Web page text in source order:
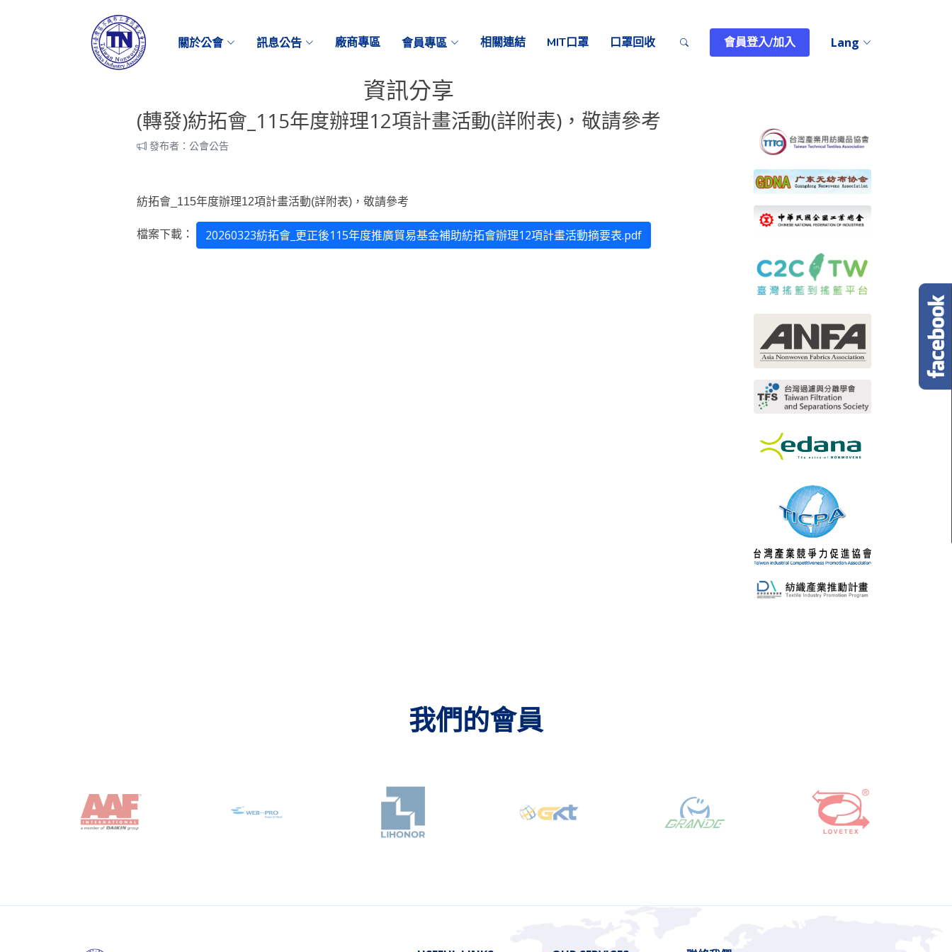
關於公會 訊息公告 廠商專區 會員專區 相關連結 MIT口罩 口罩回收 會員登入/加入 Lang
資訊分享
(轉發)紡拓會_115年度辦理12項計畫活動(詳附表)，敬請參考
發布者：公會公告
紡拓會_115年度辦理12項計畫活動(詳附表)，敬請參考
檔案下載： 20260323紡拓會_更正後115年度推廣貿易基金補助紡拓會辦理12項計畫活動摘要表.pdf
我們的會員